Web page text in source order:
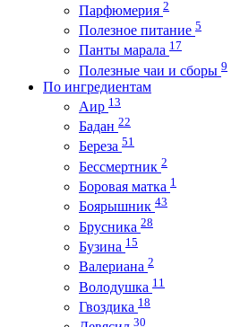
Парфюмерия 2
Полезное питание 5
Панты марала 17
Полезные чаи и сборы 9
По ингредиентам
Аир 13
Бадан 22
Береза 51
Бессмертник 2
Боровая матка 1
Боярышник 43
Брусника 28
Бузина 15
Валериана 2
Володушка 11
Гвоздика 18
30